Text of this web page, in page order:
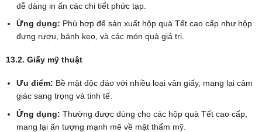
dễ dàng in ấn các chi tiết phức tạp.
Ứng dụng: Phù hợp để sản xuất hộp quà Tết cao cấp như hộp
đựng rượu, bánh kẹo, và các món quà giá trị.
13.2. Giấy mỹ thuật
Ưu điểm: Bề mặt độc đáo với nhiều loại vân giấy, mang lại cảm
giác sang trọng và tinh tế.
Ứng dụng: Thường được dùng cho các hộp quà Tết cao cấp,
mang lại ấn tượng mạnh mẽ về mặt thẩm mỹ.